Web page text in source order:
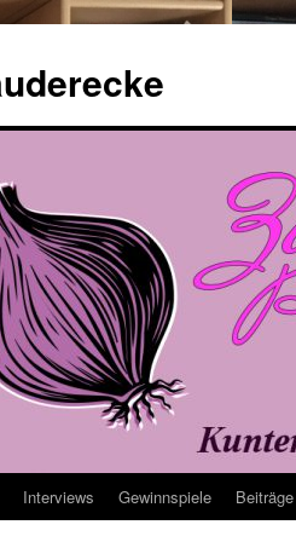
Interviews Gewinnspiele Beiträge